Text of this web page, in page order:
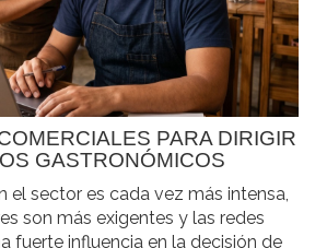
PARA DIRIGIR
GASTRONÓMICOS
el sector es cada vez más intensa,
son más exigentes y las redes
fuerte influencia en la decisión de